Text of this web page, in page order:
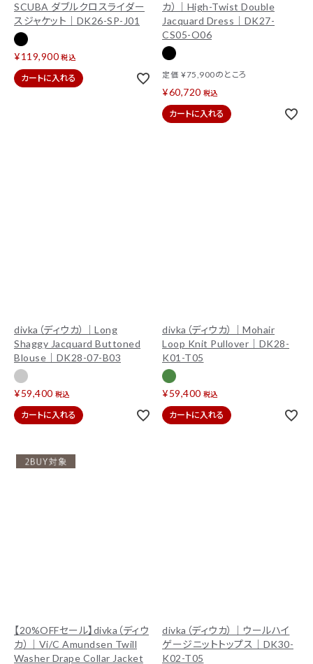
SCUBA ダブルクロスライダー
スジャケット｜DK26-SP-J01
¥119,900 税込
カートに入れる
カ）｜High-Twist Double
Jacquard Dress｜DK27-
CS05-O06
定価 ¥75,900のところ
¥60,720 税込
カートに入れる
divka（ディウカ）｜Long
Shaggy Jacquard Buttoned
Blouse｜DK28-07-B03
¥59,400 税込
カートに入れる
divka（ディウカ）｜Mohair
Loop Knit Pullover｜DK28-
K01-T05
¥59,400 税込
カートに入れる
【20%OFFセール】divka（ディウ
カ）｜Vi/C Amundsen Twill
Washer Drape Collar Jacket
divka（ディウカ）｜ウールハイ
ゲージニットトップス｜DK30-
K02-T05